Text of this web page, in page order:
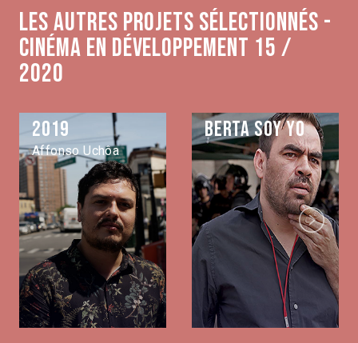
Les autres projets sélectionnés -
Cinéma en développement 15 /
2020
2019
Affonso Uchôa
Berta soy yo
Next